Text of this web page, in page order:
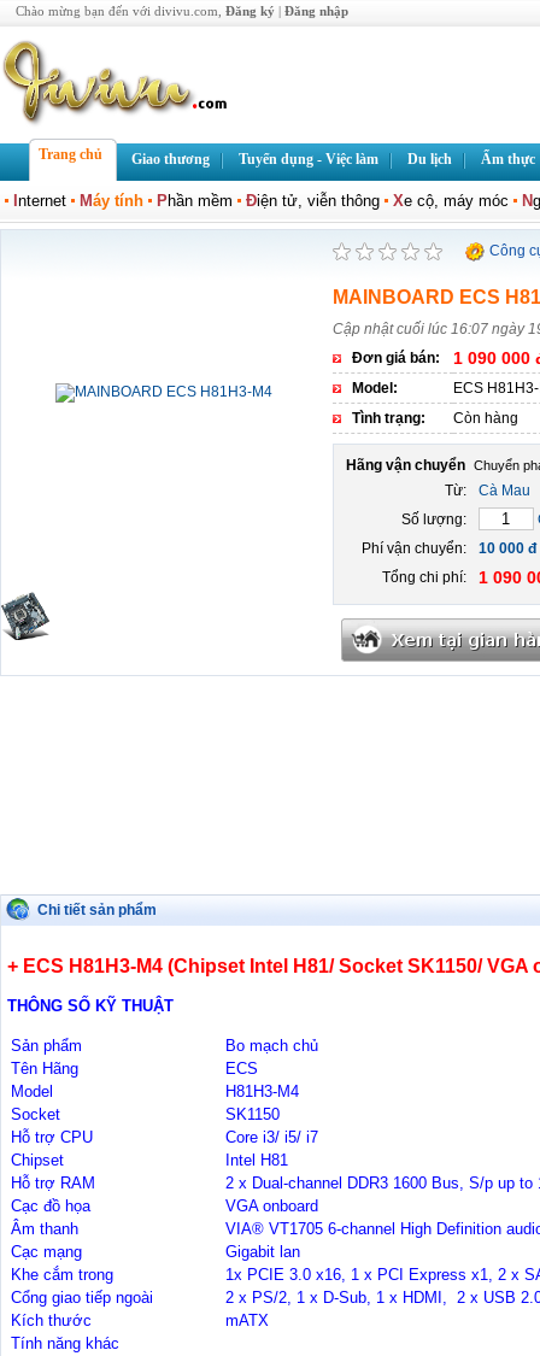
Chào mừng bạn đến với divivu.com, Đăng ký | Đăng nhập
Trang chủ Giao thương Tuyển dụng - Việc làm Du lịch Ẩm thực
nternet Máy tính Phần mềm Điện tử, viễn thông Xe cộ, máy móc N
Công
MAINBOARD ECS
Cập nhật cuối lúc 16:07 ngày
Đơn giá bán:
1 090 000
Model:
ECS
Tình trạng:
Còn hàng
Hãng vận chuyển
Từ:
Cà Mau
Số lượng:
Phí vận chuyển:
10 000 đ
Tổng chi phí:
1 090
Chi tiết sản phẩm
+ ECS H81H3-M4 (Chipset Intel H81/ Socket SK1150/ VGA
THÔNG SỐ KỸ THUẬT
Sản phẩm
Bo mạch chủ
Tên Hãng
ECS
Model
H81H3-M4
Socket
SK1150
Hỗ trợ CPU
Core i3/ i5/ i7
Chipset
Intel H81
Hỗ trợ RAM
2 x Dual-channel DDR3 1600 Bus, S/p up to
Cạc đồ họa
VGA onboard
Âm thanh
VIA® VT1705 6-channel High Definition
Cạc mạng
Gigabit lan
Khe cắm trong
1x PCIE 3.0 x16, 1 x PCI Express x1, 2 x
Cổng giao tiếp ngoài
2 x PS/2, 1 x D-Sub, 1 x HDMI, 2 x USB
Kích thước
mATX
Tính năng khác